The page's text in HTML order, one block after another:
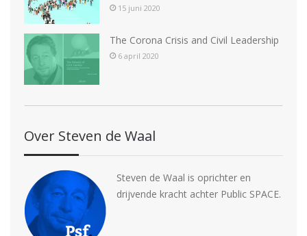
15 juni 2020
The Corona Crisis and Civil Leadership
6 april 2020
Over Steven de Waal
Steven de Waal is oprichter en
drijvende kracht achter Public SPACE.